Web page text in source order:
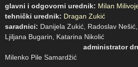
glavni i odgovorni urednik: Milan
tehnički urednik: Dragan Zukić
saradnici: Danijela Zukić, Radoslav
Ljiljana Bugarin,
administrator
Milenko Pile Samardžić